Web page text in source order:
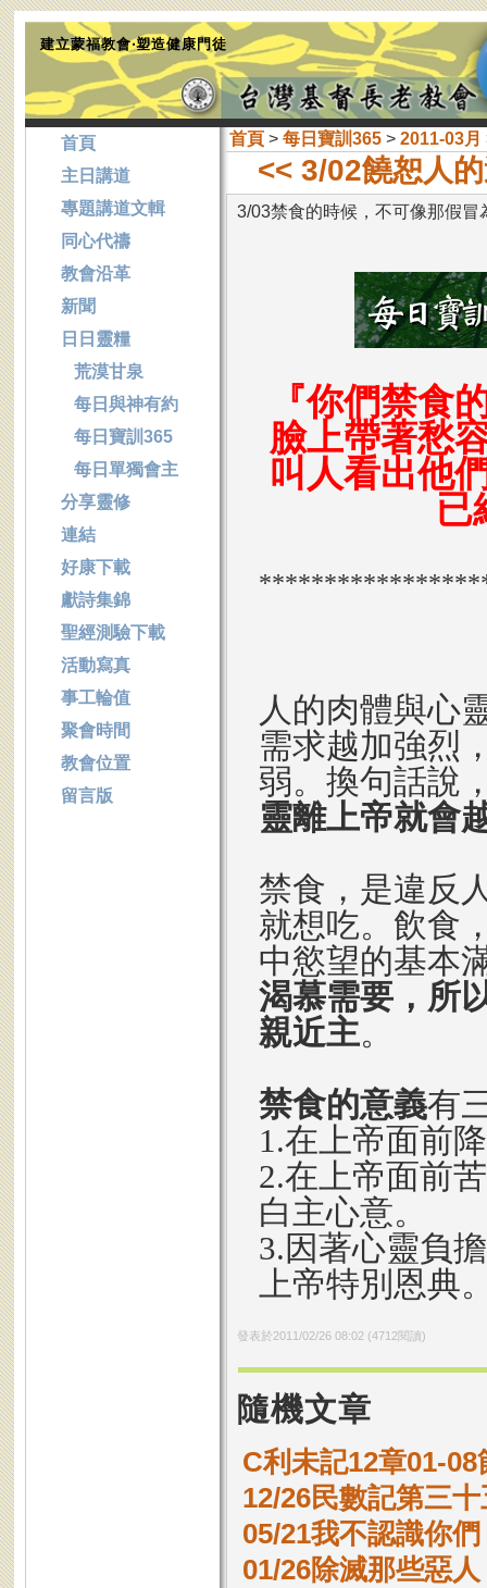
建立蒙福教會‧塑造健康門徒
首頁 >每日寶訓365 >2011-03月
<< 3/02饒恕人
3/03禁食的時候，不可像那假冒
『你們禁食
臉上帶著愁
叫人看出他
已
人的肉體與心
需求越加強烈
弱。換句話說
靈離上帝就會
禁食，是違反
就想吃。飲食
中慾望的基本
渴慕需要，所
親近主。
禁食的意義有
1.在上帝面前
2.在上帝面前
白主心意。
3.因著心靈負
上帝特別恩典
發表於2011/02/26 08:02 (4712 閱讀)
隨機文章
C利未記12章01-
12/26民數記第三
05/21我不認識你們
01/26除滅那些惡
首頁
主日講道
專題講道文輯
同心代禱
教會沿革
新聞
日日靈糧
荒漠甘泉
每日與神有約
每日寶訓365
每日單獨會主
分享靈修
連結
好康下載
獻詩集錦
聖經測驗下載
活動寫真
事工輪值
聚會時間
教會位置
留言版